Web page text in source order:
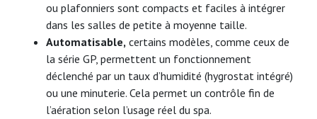
ou plafonniers sont compacts et faciles à intégrer
dans les salles de petite à moyenne taille.
Automatisable, certains modèles, comme ceux de
la série GP, permettent un fonctionnement
déclenché par un taux d’humidité (hygrostat intégré)
ou une minuterie. Cela permet un contrôle fin de
l’aération selon l’usage réel du spa.